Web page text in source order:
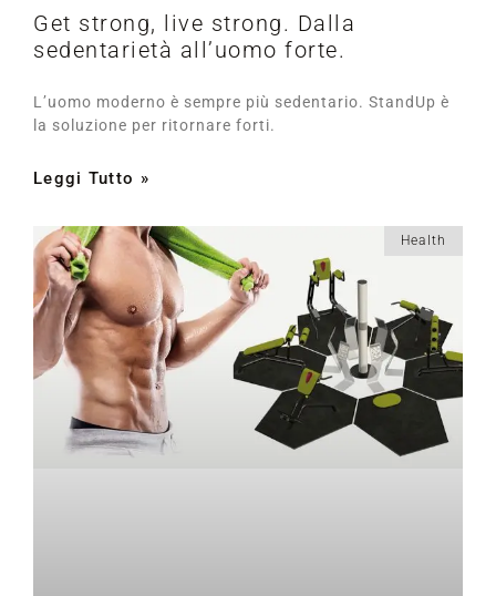
Get strong, live strong. Dalla
sedentarietà all’uomo forte.
L’uomo moderno è sempre più sedentario. StandUp è
la soluzione per ritornare forti.
Leggi Tutto »
Health